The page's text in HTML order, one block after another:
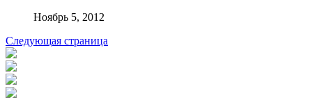
Ноябрь 5, 2012
Следующая страница